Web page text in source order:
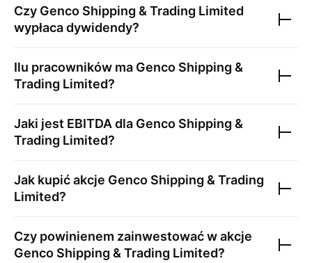
Czy Genco Shipping & Trading Limited
wypłaca dywidendy?
Ilu pracowników ma Genco Shipping &
Trading Limited?
Jaki jest EBITDA dla Genco Shipping &
Trading Limited?
Jak kupić akcje Genco Shipping & Trading
Limited?
Czy powinienem zainwestować w akcje
Genco Shipping & Trading Limited?